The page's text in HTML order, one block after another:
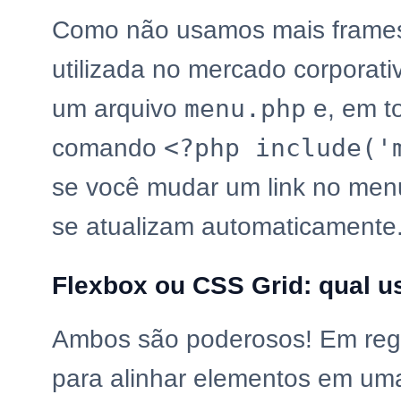
Como não usamos mais
utilizada no mercado
um arquivo menu.php e, em
comando <?php
se você mudar um link no
se atualizam
Flexbox ou CSS Grid: qual
Ambos são poderosos! Em
para alinhar elementos em